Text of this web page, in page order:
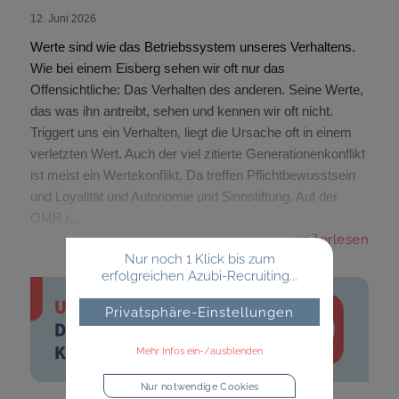
12. Juni 2026
Werte sind wie das Betriebssystem unseres Verhaltens.
Wie bei einem Eisberg sehen wir oft nur das
Offensichtliche: Das Verhalten des anderen. Seine Werte,
das was ihn antreibt, sehen und kennen wir oft nicht.
Triggert uns ein Verhalten, liegt die Ursache oft in einem
verletzten Wert. Auch der viel zitierte Generationenkonflikt
ist meist ein Wertekonflikt. Da treffen Pflichtbewusstsein
und Loyalität und Autonomie und Sinnstiftung. Auf der
weiterlesen
Nur noch 1 Klick bis zum
erfolgreichen Azubi-Recruiting...
Privatsphäre-Einstellungen
Mehr Infos ein-/ausblenden
Nur notwendige Cookies